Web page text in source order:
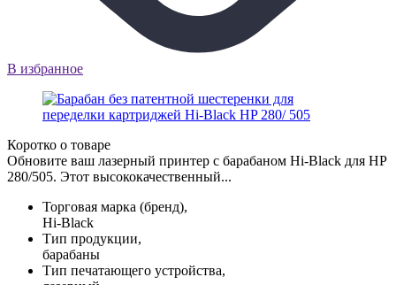
В избранное
Коротко о товаре
Обновите ваш лазерный принтер с барабаном Hi-Black для HP
280/505. Этот высококачественный...
Торговая марка (бренд),
Hi-Black
Тип продукции,
барабаны
Тип печатающего устройства,